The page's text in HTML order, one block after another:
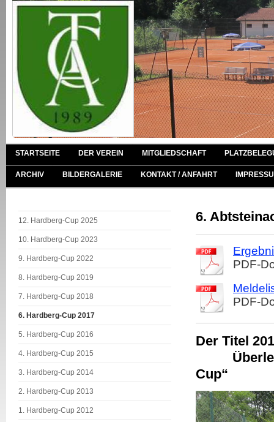
STARTSEITE DER VEREIN MITGLIEDSCHAFT
ARCHIV BILDERGALERIE KONTAKT / ANFAHRT
12. Hardberg-Cup 2025
10. Hardberg-Cup 2023
9. Hardberg-Cup 2022
8. Hardberg-Cup 2019
7. Hardberg-Cup 2018
6. Hardberg-Cup 2017
5. Hardberg-Cup 2016
4. Hardberg-Cup 2015
3. Hardberg-Cup 2014
2. Hardberg-Cup 2013
1. Hardberg-Cup 2012
6.
PDF-
PDF-
Der